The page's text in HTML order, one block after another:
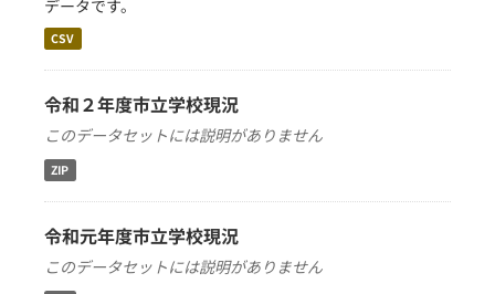
データです。
CSV
令和２年度市立学校現況
このデータセットには説明がありません
ZIP
令和元年度市立学校現況
このデータセットには説明がありません